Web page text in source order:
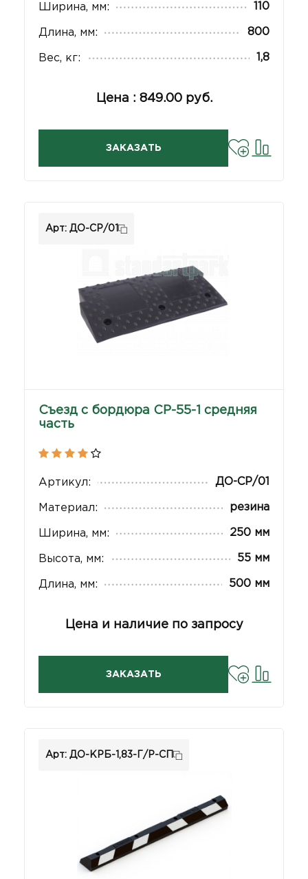
Ширина, мм: 110
Длина, мм: 800
Вес, кг: 1,8
Цена : 849.00 руб.
ЗАКАЗАТЬ
Арт: ДО-СР/01
Съезд с бордюра СР-55-1 средняя
часть
Артикул: ДО-СР/01
Материал: резина
Ширина, мм: 250 мм
Высота, мм: 55 мм
Длина, мм: 500 мм
Цена и наличие по запросу
ЗАКАЗАТЬ
Арт: ДО-КРБ-1,83-Г/Р-СП